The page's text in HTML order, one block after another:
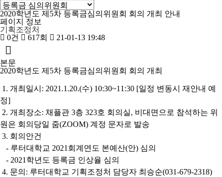
2020학년도 제5차 등록금심의위원회 회의 개최 안내
페이지 정보
기획조정처
0건
617회 21-01-13 19:48
본문
2020학년도 제5차 등록금심의위원회 회의 개최
1. 개최일시: 2021.1.20.(수) 10:30~11:30 [일정 변동시 재안내 예
정]
2. 개최장소: 채플관 3층 323호 회의실, 비대면으로 참석하는 위
원은 회의당일 줌(ZOOM) 계정 문자로 발송
3. 회의안건
- 루터대학교 2021회계연도 본예산(안) 심의
- 2021학년도 등록금 인상율 심의
4. 문의: 루터대학교 기획조정처 담당자 최승순(031-679-2318)